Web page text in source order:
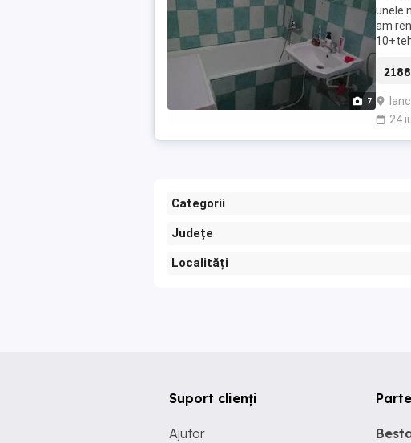
7
unele
am
24
Categorii
Județe
Localități
Suport clienți
Ajutor